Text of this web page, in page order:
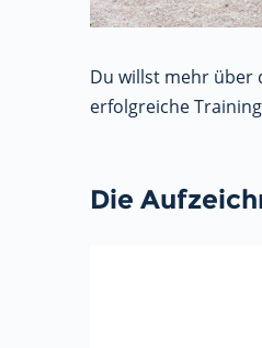
Du willst mehr über
erfolgreiche
Die